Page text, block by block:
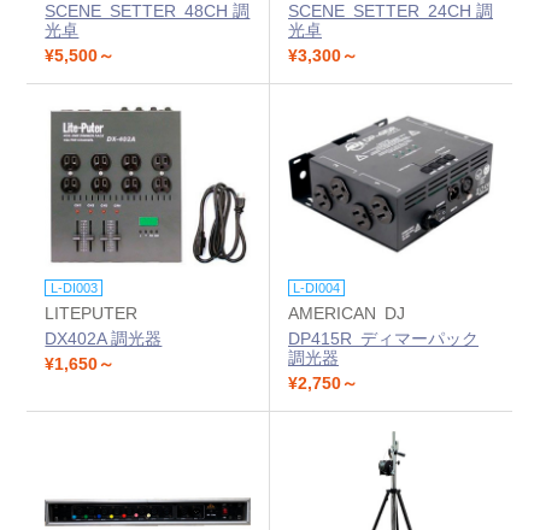
SCENE SETTER 48CH 調
光卓
¥5,500～
SCENE SETTER 24CH 調
光卓
¥3,300～
L-DI003
LITEPUTER
DX402A 調光器
¥1,650～
L-DI004
AMERICAN DJ
DP415R ディマーパック
調光器
¥2,750～